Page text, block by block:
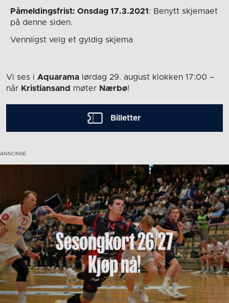
Påmeldingsfrist: Onsdag 17.3.2021 : Benytt skjemaet
på denne siden.
Vennligst velg et gyldig skjema
Vi ses i Aquarama lørdag 29. august klokken 17:00 –
når Kristiansand møter Nærbø!
Billetter